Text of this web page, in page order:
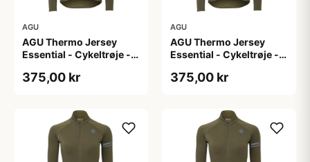
AGU
AGU Thermo Jersey
Essential - Cykeltrøje -
L
375,00 kr
AGU
AGU Thermo Jersey
Essential - Cykeltrøje -
M
375,00 kr